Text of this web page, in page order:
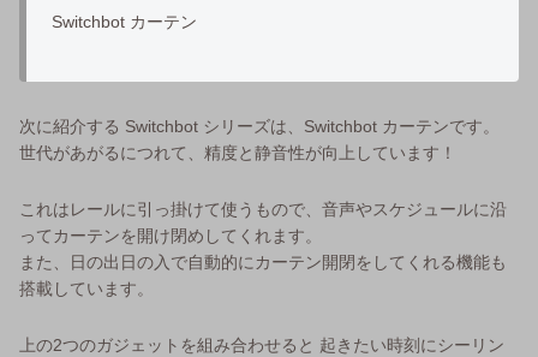
Switchbot カーテン
次に紹介する Switchbot シリーズは、Switchbot カーテンです。
世代があがるにつれて、精度と静音性が向上しています！
これはレールに引っ掛けて使うもので、音声やスケジュールに沿
ってカーテンを開け閉めしてくれます。
また、日の出日の入で自動的にカーテン開閉をしてくれる機能も
搭載しています。
上の2つのガジェットを組み合わせると 起きたい時刻にシーリン